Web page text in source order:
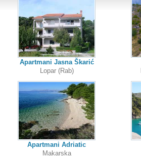
Apartmani Jasna Škarić
Lopar (Rab)
Apartmani Adriatic
Makarska